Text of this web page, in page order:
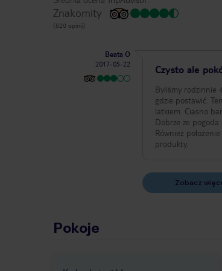
Znakomity
(620 opinii)
Beata O
2017-05-22
Czysto ale
Byliśmy rodzinnie
gdzie postawić.
latkiem. Ciasno
Dobrze ze
Również
produkty.
Zobacz
Pokoje